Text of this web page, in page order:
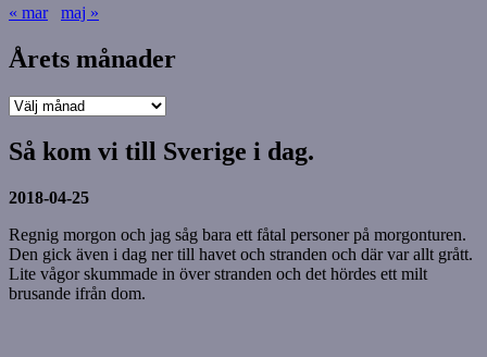
« mar
maj »
Årets månader
Årets
Så kom vi till Sverige i dag.
2018-04-25
Regnig morgon och jag såg bara ett fåtal personer på morgonturen.
Den gick även i dag ner till havet och stranden och där var allt grått.
Lite vågor skummade in över stranden och det hördes ett milt
brusande ifrån dom.